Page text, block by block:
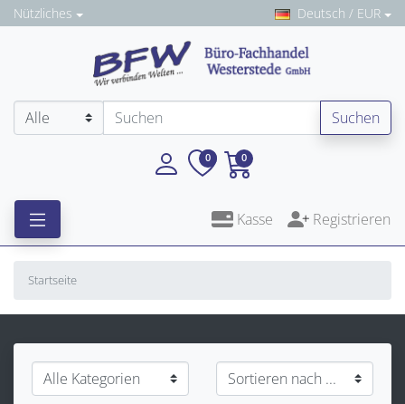
Nützliches Deutsch / EUR
Suchen
0 0
Kasse Registrieren
Startseite